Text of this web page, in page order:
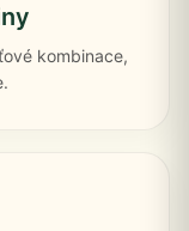
kombinace,